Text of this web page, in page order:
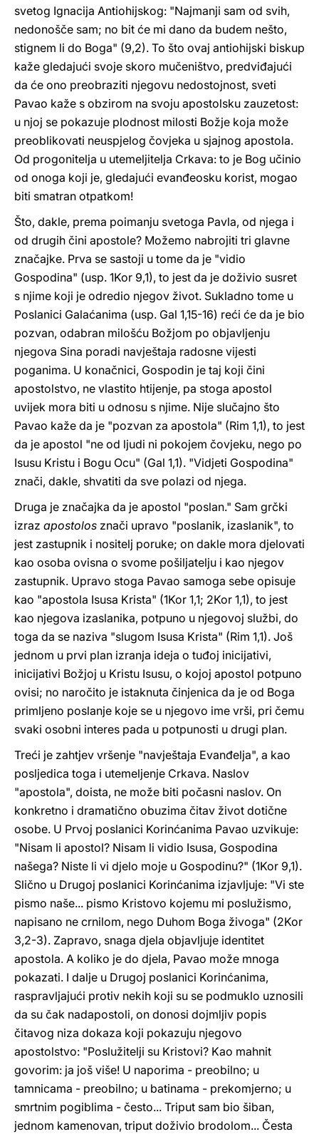
svetog Ignacija Antiohijskog: "Najmanji sam od svih,
nedonošče sam; no bit će mi dano da budem nešto,
stignem li do Boga" (9,2). To što ovaj antiohijski biskup
kaže gledajući svoje skoro mučeništvo, predviđajući
da će ono preobraziti njegovu nedostojnost, sveti
Pavao kaže s obzirom na svoju apostolsku zauzetost:
u njoj se pokazuje plodnost milosti Božje koja može
preoblikovati neuspjelog čovjeka u sjajnog apostola.
Od progonitelja u utemeljitelja Crkava: to je Bog učinio
od onoga koji je, gledajući evanđeosku korist, mogao
biti smatran otpatkom!
Što, dakle, prema poimanju svetoga Pavla, od njega i
od drugih čini apostole? Možemo nabrojiti tri glavne
značajke. Prva se sastoji u tome da je "vidio
Gospodina" (usp. 1Kor 9,1), to jest da je doživio susret
s njime koji je odredio njegov život. Sukladno tome u
Poslanici Galaćanima (usp. Gal 1,15-16) reći će da je bio
pozvan, odabran milošću Božjom po objavljenju
njegova Sina poradi navještaja radosne vijesti
poganima. U konačnici, Gospodin je taj koji čini
apostolstvo, ne vlastito htijenje, pa stoga apostol
uvijek mora biti u odnosu s njime. Nije slučajno što
Pavao kaže da je "pozvan za apostola" (Rim 1,1), to jest
da je apostol "ne od ljudi ni pokojem čovjeku, nego po
Isusu Kristu i Bogu Ocu" (Gal 1,1). "Vidjeti Gospodina"
znači, dakle, shvatiti da sve polazi od njega.
Druga je značajka da je apostol "poslan." Sam grčki
izraz apostolos znači upravo "poslanik, izaslanik", to
jest zastupnik i nositelj poruke; on dakle mora djelovati
kao osoba ovisna o svome pošiljatelju i kao njegov
zastupnik. Upravo stoga Pavao samoga sebe opisuje
kao "apostola Isusa Krista" (1Kor 1,1; 2Kor 1,1), to jest
kao njegova izaslanika, potpuno u njegovoj službi, do
toga da se naziva "slugom Isusa Krista" (Rim 1,1). Još
jednom u prvi plan izranja ideja o tuđoj inicijativi,
inicijativi Božjoj u Kristu Isusu, o kojoj apostol potpuno
ovisi; no naročito je istaknuta činjenica da je od Boga
primljeno poslanje koje se u njegovo ime vrši, pri čemu
svaki osobni interes pada u potpunosti u drugi plan.
Treći je zahtjev vršenje "navještaja Evanđelja", a kao
posljedica toga i utemeljenje Crkava. Naslov
"apostola", doista, ne može biti počasni naslov. On
konkretno i dramatično obuzima čitav život dotične
osobe. U Prvoj poslanici Korinćanima Pavao uzvikuje:
"Nisam li apostol? Nisam li vidio Isusa, Gospodina
našega? Niste li vi djelo moje u Gospodinu?" (1Kor 9,1).
Slično u Drugoj poslanici Korinćanima izjavljuje: "Vi ste
pismo naše... pismo Kristovo kojemu mi poslužismo,
napisano ne crnilom, nego Duhom Boga živoga" (2Kor
3,2-3). Zapravo, snaga djela objavljuje identitet
apostola. A koliko je do djela, Pavao može mnoga
pokazati. I dalje u Drugoj poslanici Korinćanima,
raspravljajući protiv nekih koji su se podmuklo uznosili
da su čak nadapostoli, on donosi dojmljiv popis
čitavog niza dokaza koji pokazuju njegovo
apostolstvo: "Poslužitelji su Kristovi? Kao mahnit
govorim: ja još više! U naporima - preobilno; u
tamnicama - preobilno; u batinama - prekomjerno; u
smrtnim pogiblima - često... Triput sam bio šiban,
jednom kamenovan, triput doživio brodolom... Česta